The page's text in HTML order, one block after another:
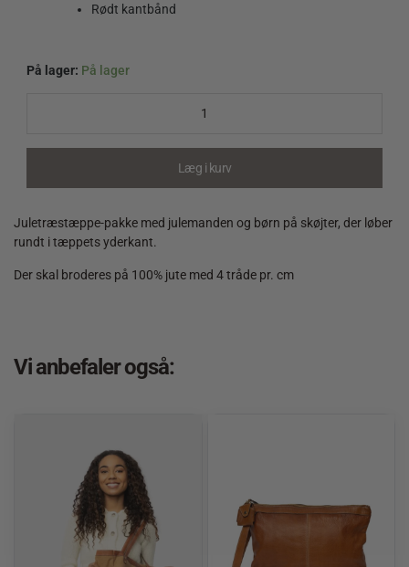
Rødt kantbånd
På lager: På lager
Juletræstæppe
quantity
Læg i kurv
Juletræstæppe-pakke med julemanden og børn på skøjter, der løber
rundt i tæppets yderkant.
Der skal broderes på 100% jute med 4 tråde pr. cm
Vi anbefaler også: